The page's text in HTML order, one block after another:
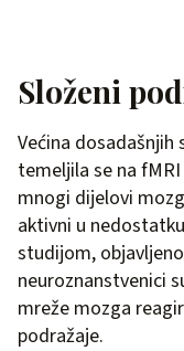
Složeni
Većina
temeljila se na
mnogi dijelovi
aktivni u
studijom,
neuroznanstvenici
mreže mozga
podražaje.